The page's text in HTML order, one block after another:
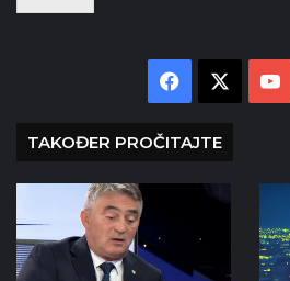
Facebook
TAKOĐER PROČITAJTE